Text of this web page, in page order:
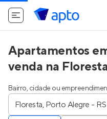
Apartamentos
venda na
Bairro, cidade ou